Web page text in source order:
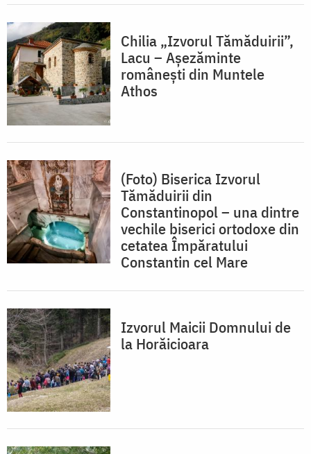
Chilia „Izvorul Tămăduirii”,
Lacu – Așezăminte
românești din Muntele
Athos
(Foto) Biserica Izvorul
Tămăduirii din
Constantinopol – una dintre
vechile biserici ortodoxe din
cetatea Împăratului
Constantin cel Mare
Izvorul Maicii Domnului de
la Horăicioara